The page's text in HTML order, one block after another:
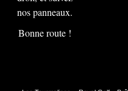
nos panneaux.
Bonne route !